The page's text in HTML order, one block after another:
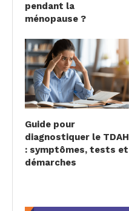
pendant la
ménopause ?
Guide pour
diagnostiquer le TDAH
: symptômes, tests et
démarches